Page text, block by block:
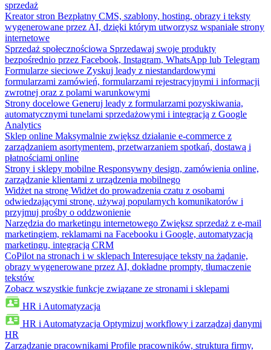
sprzedaż
Kreator stron Bezpłatny CMS, szablony, hosting, obrazy i teksty
wygenerowane przez AI, dzięki którym utworzysz wspaniałe strony
internetowe
Sprzedaż społecznościowa Sprzedawaj swoje produkty
bezpośrednio przez Facebook, Instagram, WhatsApp lub Telegram
Formularze sieciowe Zyskuj leady z niestandardowymi
formularzami zamówień, formularzami rejestracyjnymi i informacji
zwrotnej oraz z polami warunkowymi
Strony docelowe Generuj leady z formularzami pozyskiwania,
automatycznymi tunelami sprzedażowymi i integracją z Google
Analytics
Sklep online Maksymalnie zwiększ działanie e-commerce z
zarządzaniem asortymentem, przetwarzaniem spotkań, dostawą i
płatnościami online
Strony i sklepy mobilne Responsywny design, zamówienia online,
zarządzanie klientami z urządzenia mobilnego
Widżet na stronę Widżet do prowadzenia czatu z osobami
odwiedzającymi stronę, używaj popularnych komunikatorów i
przyjmuj prośby o oddzwonienie
Narzędzia do marketingu internetowego Zwiększ sprzedaż z e-mail
marketingiem, reklamami na Facebooku i Google, automatyzacją
marketingu, integracją CRM
CoPilot na stronach i w sklepach Interesujące teksty na żądanie,
obrazy wygenerowane przez AI, dokładne prompty, tłumaczenie
tekstów
Zobacz wszystkie funkcje związane ze stronami i sklepami
HR i Automatyzacja
HR i Automatyzacja Optymizuj workflowy i zarządzaj danymi
HR
Zarządzanie pracownikami Profile pracowników, struktura firmy,